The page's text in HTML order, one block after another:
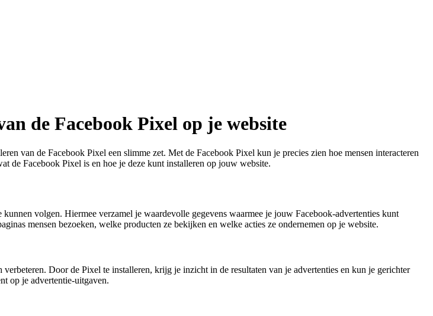
de Facebook Pixel op je website
van de Facebook Pixel een slimme zet. Met de Facebook Pixel kun je precies zien hoe mensen interacteren
de Facebook Pixel is en hoe je deze kunt installeren op jouw website.
volgen. Hiermee verzamel je waardevolle gegevens waarmee je jouw Facebook-advertenties kunt
mensen bezoeken, welke producten ze bekijken en welke acties ze ondernemen op je website.
Door de Pixel te installeren, krijg je inzicht in de resultaten van je advertenties en kun je gerichter
op je advertentie-uitgaven.